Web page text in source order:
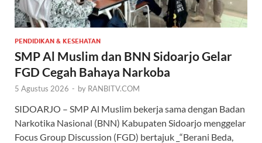
PENDIDIKAN & KESEHATAN
SMP Al Muslim dan BNN Sidoarjo Gelar
FGD Cegah Bahaya Narkoba
5 Agustus 2026 - by RANBITV.COM
SIDOARJO – SMP Al Muslim bekerja sama dengan Badan
Narkotika Nasional (BNN) Kabupaten Sidoarjo menggelar
Focus Group Discussion (FGD) bertajuk _“Berani Beda,